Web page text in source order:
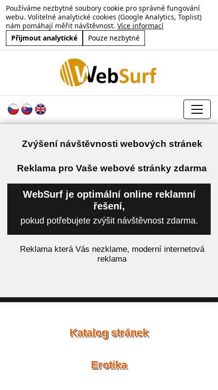
Používáme nezbytné soubory cookie pro správné fungování
webu. Volitelné analytické cookies (Google Analytics, Toplist)
nám pomáhají měřit návštěvnost. Více informací
Přijmout analytické
Pouze nezbytné
Zvýšení návštěvnosti webových stránek
Reklama pro Vaše webové stránky zdarma
WebSurf je optimální online reklamní
řešení,
pokud potřebujete zvýšit návštěvnost zdarma.
Reklama která Vás nezklame, moderní internetová
reklama
Katalog stránek
Erotika